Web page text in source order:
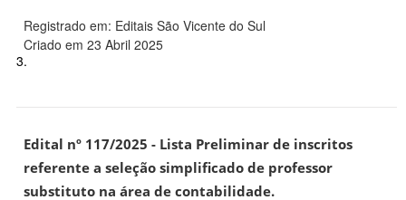
Registrado em: Editais São Vicente do Sul
Criado em 23 Abril 2025
3.
Edital nº 117/2025 - Lista Preliminar de inscritos
referente a seleção simplificado de professor
substituto na área de contabilidade.